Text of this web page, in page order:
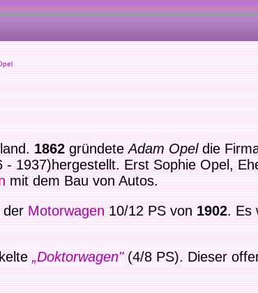
1862gründeteAdam Opeldie
1937)hergestellt. Erst Sophie Opel,
mit dem Bau von Autos.
derMotorwagen10/12 PS von1902. Es
„Doktorwagen"(4/8 PS). Dieser